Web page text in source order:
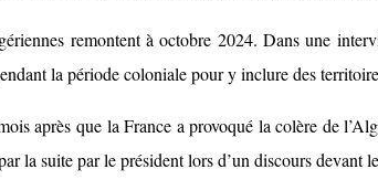
remontent à octobre 2024. Dans une
la période coloniale pour y inclure des
après que la France a provoqué la colère de
la suite par le président lors d’un discours devant